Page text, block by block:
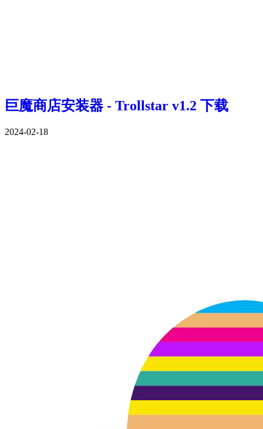
巨魔商店安装器 - Trollstar v1.2 下载
2024-02-18